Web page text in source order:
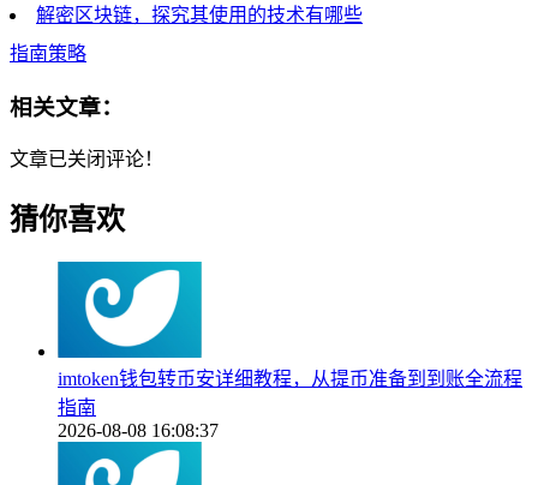
解密区块链，探究其使用的技术有哪些
指南策略
相关文章：
文章已关闭评论！
猜你喜欢
imtoken钱包转币安详细教程，从提币准备到到账全流程
指南
2026-08-08 16:08:37